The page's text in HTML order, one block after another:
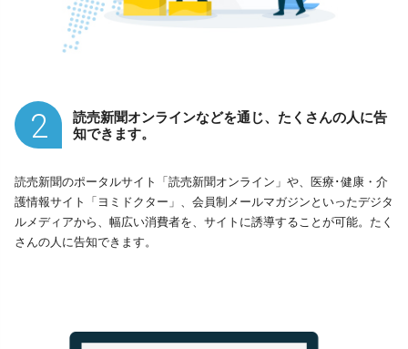
2
読売新聞オンラインなどを通じ、たくさんの人に告
知できます。
読売新聞のポータルサイト「読売新聞オンライン」や、医療･健康・介
護情報サイト「ヨミドクター」、会員制メールマガジンといったデジタ
ルメディアから、幅広い消費者を、サイトに誘導することが可能。たく
さんの人に告知できます。